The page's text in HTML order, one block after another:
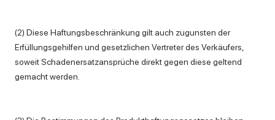
(2) Diese Haftungsbeschränkung gilt auch zugunsten der
Erfüllungsgehilfen und gesetzlichen Vertreter des Verkäufers,
soweit Schadenersatzansprüche direkt gegen diese geltend
gemacht werden.